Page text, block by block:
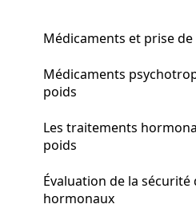
Médicaments et prise
Médicaments
poids
Les traitements
poids
Évaluation de la
hormonaux